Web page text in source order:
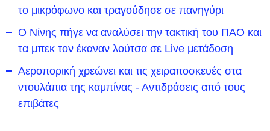
το μικρόφωνο και τραγούδησε σε πανηγύρι
Ο Νίνης πήγε να αναλύσει την τακτική του ΠΑΟ και
τα μπεκ τον έκαναν λούτσα σε Live μετάδοση
Αεροπορική χρεώνει και τις χειραποσκευές στα
ντουλάπια της καμπίνας - Αντιδράσεις από τους
επιβάτες